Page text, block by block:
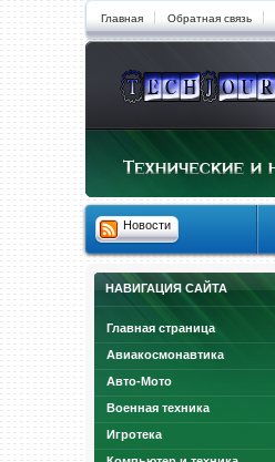
Главная Обратная связь
Новости
НАВИГАЦИЯ САЙТА
Главная страница
Авиакосмонавтика
Авто-Мото
Военная техника
Игротека